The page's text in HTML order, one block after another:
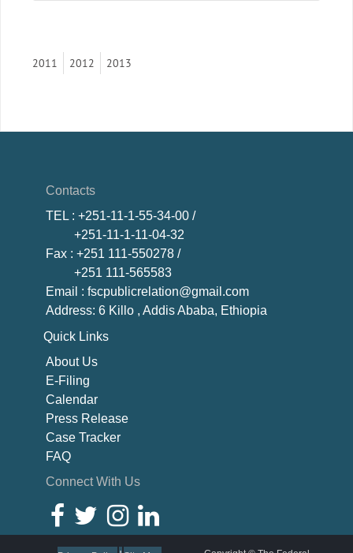
2011 2012 2013
Contacts
TEL : +251-11-1-55-34-00 /
+251-11-1-11-04-32
Fax : +251 111-550278 /
+251 111-565583
Email : fscpublicrelation@gmail.com
Address: 6 Killo , Addis Ababa, Ethiopia
Quick Links
About Us
E-Filing
Calendar
Press Release
Case Tracker
FAQ
Connect With Us